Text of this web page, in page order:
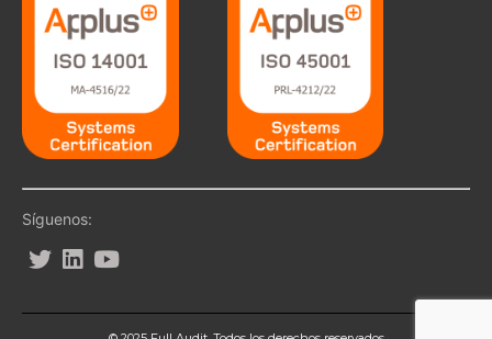
Síguenos: